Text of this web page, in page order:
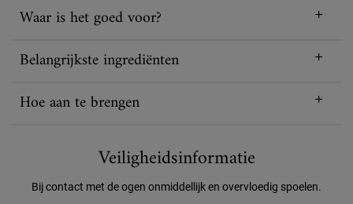
Waar is het goed voor?
Belangrijkste ingrediënten
Hoe aan te brengen
Veiligheidsinformatie
Bij contact met de ogen onmiddellijk en overvloedig spoelen.